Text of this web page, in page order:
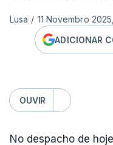
Lusa / 11 Novembro
ADICIONAR
OUVIR
No despacho de